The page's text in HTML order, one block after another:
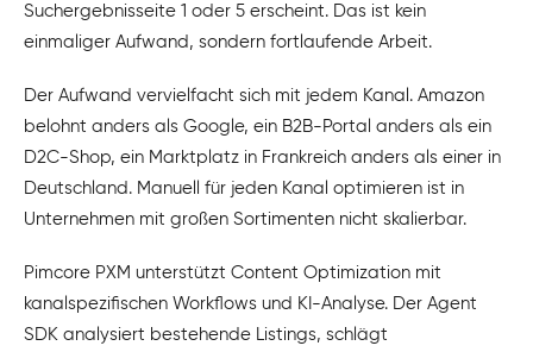
Suchergebnisseite 1 oder 5 erscheint. Das ist kein
einmaliger Aufwand, sondern fortlaufende Arbeit.
Der Aufwand vervielfacht sich mit jedem Kanal. Amazon
belohnt anders als Google, ein B2B-Portal anders als ein
D2C-Shop, ein Marktplatz in Frankreich anders als einer in
Deutschland. Manuell für jeden Kanal optimieren ist in
Unternehmen mit großen Sortimenten nicht skalierbar.
Pimcore PXM unterstützt Content Optimization mit
kanalspezifischen Workflows und KI-Analyse. Der Agent
SDK analysiert bestehende Listings, schlägt